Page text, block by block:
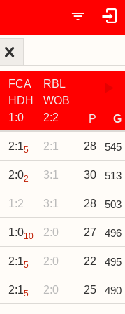
FCA
HDH
1:0
RBL
WOB
2:2 P G
2:15 2:1 28 545
2:02 3:1 30 513
1:2 3:1 28 503
1:010 2:0 27 496
2:15 2:0 22 495
2:15 2:0 25 490